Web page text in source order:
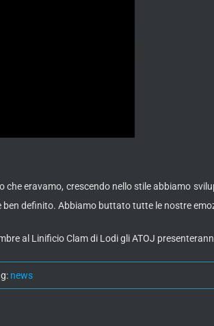
eravamo, crescendo nello stile abbiamo
definito. Abbiamo buttato tutte le nostre
al Linificio Clam di Lodi gli ATOJ
news